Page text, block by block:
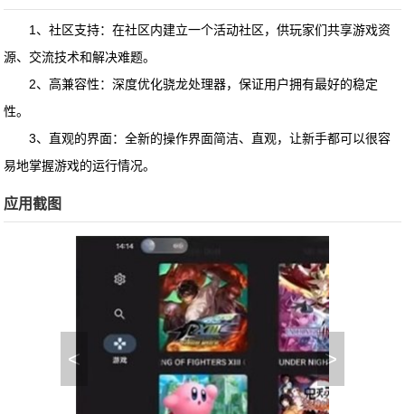
1、社区支持：在社区内建立一个活动社区，供玩家们共享游戏资
源、交流技术和解决难题。
2、高兼容性：深度优化骁龙处理器，保证用户拥有最好的稳定
性。
3、直观的界面：全新的操作界面简洁、直观，让新手都可以很容
易地掌握游戏的运行情况。
应用截图
< >